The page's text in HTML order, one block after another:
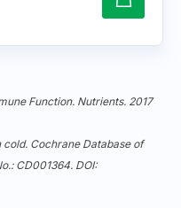
Function. Nutrients. 2017
cold. Cochrane Database of
CD001364. DOI: